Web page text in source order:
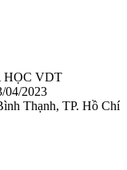
HỌC VDT
04/2023
Thạnh, TP. Hồ Chí